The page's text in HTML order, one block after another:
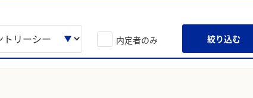
す。実際のユーザの投稿は下記の一覧からご確認ください。
内定者のみ 絞り込む